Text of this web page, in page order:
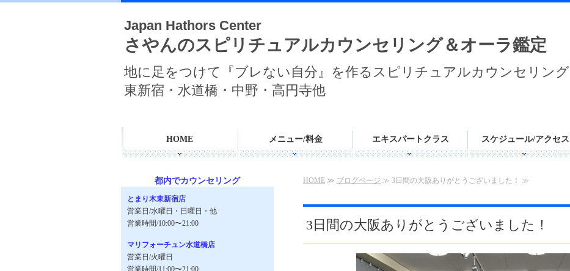
Japan Hathors Center
さやんのスピリチュアルカウンセリング＆オーラ鑑定
地に足をつけて『ブレない自分』を作るスピリチュアルカウンセリング
東新宿・水道橋・中野・高円寺他
HOME メニュー/料金 エキスパートクラス スケジュール/アクセス
HOME ≫ ブログページ ≫ 3日間の大阪ありがとうございました！ ≫
3日間の大阪ありがとうございました！
都内でカウンセリング
とまり木東新宿店
営業日/水曜日・日曜日・他
営業時間/10:00〜21:00
マリフォーチュン水道橋店
営業日/火曜日
営業時間/11:00〜21:00